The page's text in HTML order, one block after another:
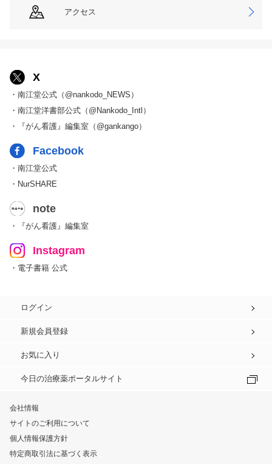
アクセス
X
・南江堂公式（@nankodo_NEWS）
・南江堂洋書部公式（@Nankodo_Intl）
・『がん看護』編集室（@gankango）
Facebook
・南江堂公式
・NurSHARE
note
・『がん看護』編集室
Instagram
・電子書籍 公式
ログイン
新規会員登録
お気に入り
今日の治療薬ポータルサイト
会社情報
サイトのご利用について
個人情報保護方針
特定商取引法に基づく表示